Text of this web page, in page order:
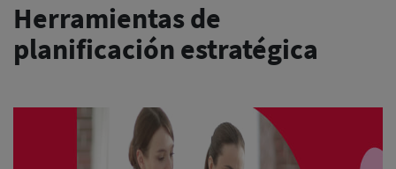
Herramientas de
planificación estratégica